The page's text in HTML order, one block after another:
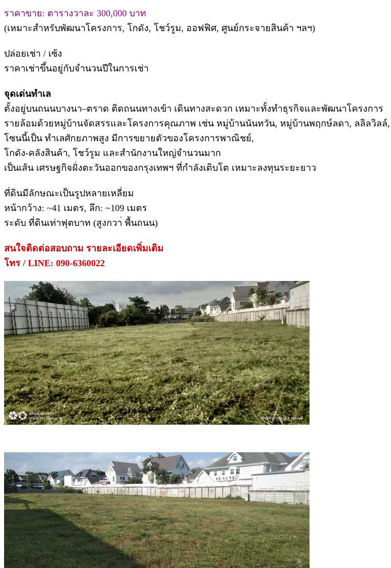
ราคาขาย: ตารางวาละ 300,000 บาท
(เหมาะสำหรับพัฒนาโครงการ, โกดัง, โชว์รูม, ออฟฟิศ, ศูนย์กระจายสินค้า ฯลฯ)
ปล่อยเช่า / เซ้ง
ราคาเช่าขึ้นอยู่กับจำนวนปีในการเช่า
จุดเด่นทำเล
ตั้งอยู่บนถนนบางนา–ตราด ติดถนนทางเข้า เดินทางสะดวก เหมาะทั้งทำธุรกิจและพัฒนาโครงการ
รายล้อมด้วยหมู่บ้านจัดสรรและโครงการคุณภาพ เช่น หมู่บ้านนันทวัน, หมู่บ้านพฤกษ์ลดา, ลลิลวิลล์,
โซนนี้เป็น ทำเลศักยภาพสูง มีการขยายตัวของโครงการพาณิชย์,
โกดัง-คลังสินค้า, โชว์รูม และสำนักงานใหญ่จำนวนมาก
เป็นเส้น เศรษฐกิจฝั่งตะวันออกของกรุงเทพฯ ที่กำลังเติบโต เหมาะลงทุนระยะยาว
ที่ดินมีลักษณะเป็นรูปหลายเหลี่ยม
หน้ากว้าง: ~41 เมตร, ลึก: ~109 เมตร
ระดับ ที่ดินเท่าฟุตบาท (สูงกวา่ พื้นถนน)
สนใจติดต่อสอบถาม รายละเอียดเพิ่มเติม
โทร / LINE: 090-6360022